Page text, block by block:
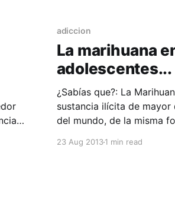
adiccion
La marihuana
adolescentes...
¿Sabías que?: La Marihuana; es la
sustancia ilícita de mayor
del mundo, de la misma
Los niños y los
23 Aug 20131 min read